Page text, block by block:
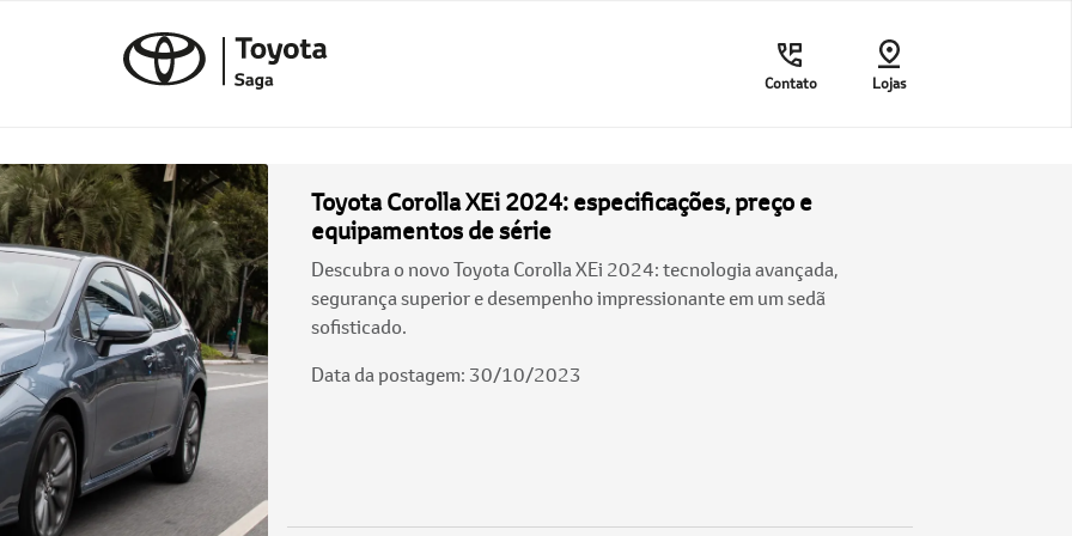
Contato Lojas
Toyota Corolla XEi 2024: especificações, preço e
equipamentos de série
Descubra o novo Toyota Corolla XEi 2024: tecnologia avançada,
segurança superior e desempenho impressionante em um sedã
sofisticado.
Data da postagem: 30/10/2023